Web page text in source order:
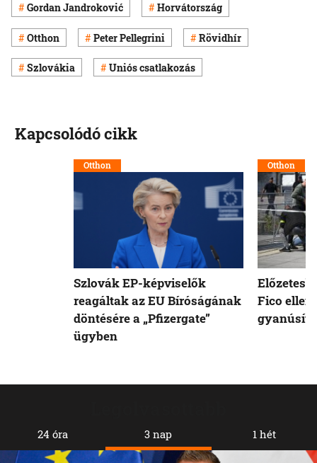
Gordan Jandroković Horvátország
Otthon Peter Pellegrini Rövidhír
Szlovákia Uniós csatlakozás
24 óra 3 nap 1 hét
Kapcsolódó cikk
Otthon
Szlovák EP-képviselők
reagáltak az EU Bíróságának
döntésére a „Pfizergate”
ügyben
Otthon
Fico